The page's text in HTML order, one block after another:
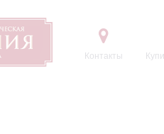
Контакты